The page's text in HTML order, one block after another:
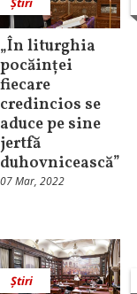
„În liturghia
pocăinței
fiecare
credincios se
aduce pe sine
jertfă
duhovnicească”
07 Mar, 2022
Știri